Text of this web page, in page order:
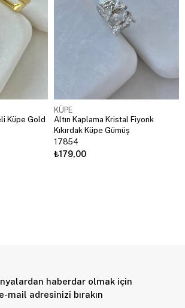
Küpe Gold
KÜPE
Altın Kaplama Kristal Fiyonk
Kıkırdak Küpe Gümüş
17854
₺179,00
haberdar olmak için
e-mail adresinizi bırakın